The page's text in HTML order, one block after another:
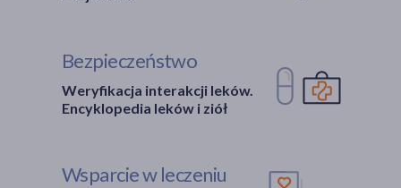
Bezpieczeństwo
Weryfikacja interakcji leków.
Encyklopedia leków i ziół
Wsparcie w leczeniu